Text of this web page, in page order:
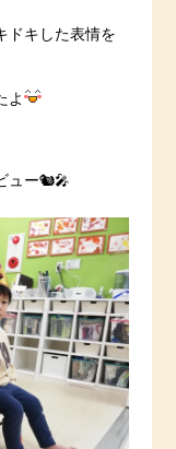
ドキした表情を
よ
ュー🐿🎤